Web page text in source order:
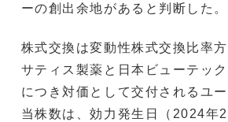
ーの創出余地があると判断した。
株式交換は変動性株式交換比率方
サティス製薬と日本ビューテッ
につき対価として交付されるユ
当株数は、効力発生日（2024年